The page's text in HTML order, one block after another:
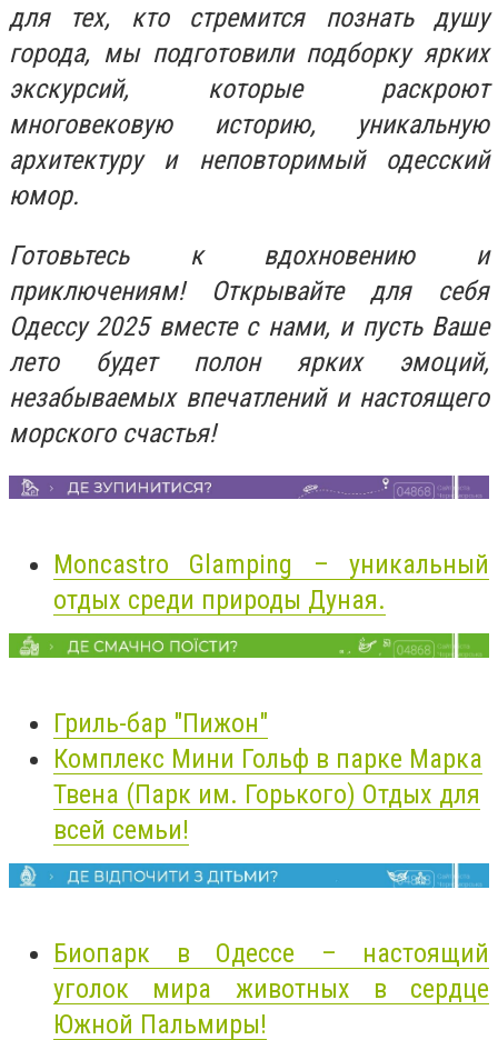
для тех, кто стремится познать душу
города, мы подготовили подборку ярких
экскурсий, которые раскроют
многовековую историю, уникальную
архитектуру и неповторимый одесский
юмор.
Готовьтесь к вдохновению и
приключениям! Открывайте для себя
Одессу 2025 вместе с нами, и пусть Ваше
лето будет полон ярких эмоций,
незабываемых впечатлений и настоящего
морского счастья!
Moncastro Glamping – уникальный
отдых среди природы Дуная.
Гриль-бар "Пижон"
Комплекс Мини Гольф в парке Марка
Твена (Парк им. Горького) Отдых для
всей семьи!
Биопарк в Одессе – настоящий
уголок мира животных в сердце
Южной Пальмиры!